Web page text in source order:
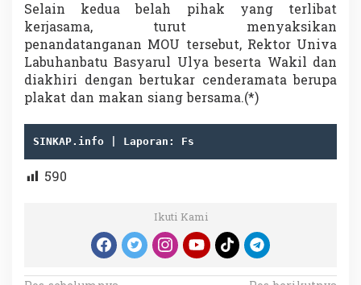
Selain kedua belah pihak yang terlibat
kerjasama, turut menyaksikan
penandatanganan MOU tersebut, Rektor Univa
Labuhanbatu Basyarul Ulya beserta Wakil dan
diakhiri dengan bertukar cenderamata berupa
plakat dan makan siang bersama.(*)
SINKAP.info | Laporan: Fs
590
Ikuti Kami